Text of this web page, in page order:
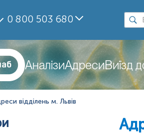
0 800 503 680
АналізиАдресиВиїзд
відділень м. Львів